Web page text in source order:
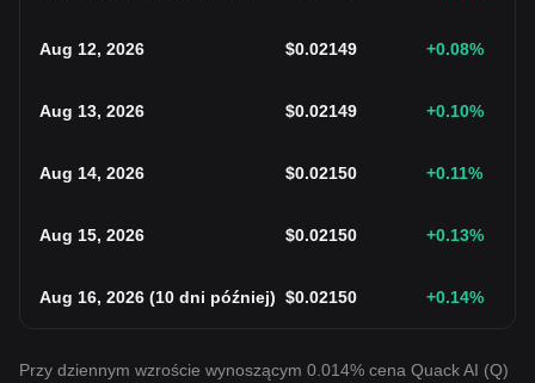
Aug 12, 2026 $0.02149 +0.08%
Aug 13, 2026 $0.02149 +0.10%
Aug 14, 2026 $0.02150 +0.11%
Aug 15, 2026 $0.02150 +0.13%
Aug 16, 2026 (10 dni później) $0.02150 +0.14%
Przy dziennym wzroście wynoszącym 0.014% cena Quack AI (Q)